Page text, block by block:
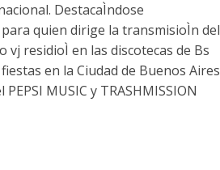
DestacaÌndose
quien dirige la transmisioÌn del
en las discotecas de Bs
en la Ciudad de Buenos Aires
MUSIC y TRASHMISSION